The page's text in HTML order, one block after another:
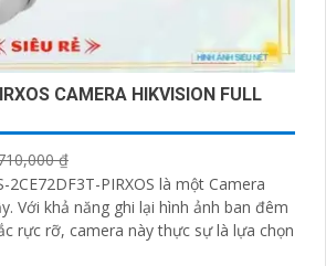
CAMERA HIKVISION FULL
₫
2CE72DF3T-PIRXOS là một Camera
rực rỡ, camera này thực sự là lựa chọn